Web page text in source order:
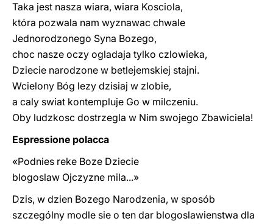
Taka jest nasza wiara, wiara Kosciola,
która pozwala nam wyznawac chwale
Jednorodzonego Syna Bozego,
choc nasze oczy ogladaja tylko czlowieka,
Dziecie narodzone w betlejemskiej stajni.
Wcielony Bóg lezy dzisiaj w zlobie,
a caly swiat kontempluje Go w milczeniu.
Oby ludzkosc dostrzegla w Nim swojego Zbawiciela!
Espressione polacca
«Podnies reke Boze Dziecie
blogoslaw Ojczyzne mila...»
Dzis, w dzien Bozego Narodzenia, w sposób
szczególny modle sie o ten dar blogoslawienstwa dla